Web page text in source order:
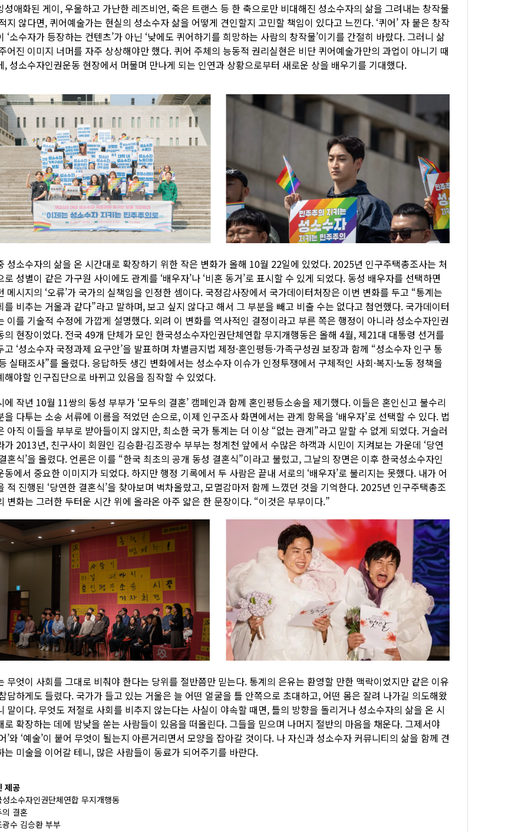
성애화된 게이, 우울하고 가난한 레즈비언, 죽은 트랜스 등 한 축으로만 비대해진 성소수자의 삶을 그려내는 창작물
지 않다면, 퀴어예술가는 현실의 성소수자 삶을 어떻게 견인할지 고민할 책임이 있다고 느낀다. ‘퀴어’ 자 붙은 창작
‘소수자가 등장하는 컨텐츠’가 아닌 ‘낮에도 퀴어하기를 희망하는 사람의 창작물’이기를 간절히 바랐다. 그러니 삶
어진 이미지 너머를 자주 상상해야만 했다. 퀴어 주체의 능동적 권리실현은 비단 퀴어예술가만의 과업이 아니기 때
, 성소수자인권운동 현장에서 머물며 만나게 되는 인연과 상황으로부터 새로운 상을 배우기를 기대했다.
성소수자의 삶을 온 시간대로 확장하기 위한 작은 변화가 올해 10월 22일에 있었다. 2025년 인구주택총조사는 처
로 성별이 같은 가구원 사이에도 관계를 ‘배우자’나 ‘비혼 동거’로 표시할 수 있게 되었다. 동성 배우자를 선택하면
메시지의 ‘오류’가 국가의 실책임을 인정한 셈이다. 국정감사장에서 국가데이터처장은 이번 변화를 두고 “통계는
를 비추는 거울과 같다”라고 말하며, 보고 싶지 않다고 해서 그 부분을 빼고 비출 수는 없다고 첨언했다. 국가데이터
이를 기술적 수정에 가깝게 설명했다. 외려 이 변화를 역사적인 결정이라고 부른 쪽은 행정이 아니라 성소수자인권
의 현장이었다. 전국 49개 단체가 모인 한국성소수자인권단체연합 무지개행동은 올해 4월, 제21대 대통령 선거를
고 ‘성소수자 국정과제 요구안’을 발표하며 차별금지법 제정·혼인평등·가족구성권 보장과 함께 “성소수자 인구 통
실태조사”를 올렸다. 응답하듯 생긴 변화에서는 성소수자 이슈가 인정투쟁에서 구체적인 사회·복지·노동 정책을
해야할 인구집단으로 바뀌고 있음을 짐작할 수 있었다.
에 작년 10월 11쌍의 동성 부부가 ‘모두의 결혼’ 캠페인과 함께 혼인평등소송을 제기했다. 이들은 혼인신고 불수리
을 다투는 소송 서류에 이름을 적었던 손으로, 이제 인구조사 화면에서는 관계 항목을 ‘배우자’로 선택할 수 있다. 법
아직 이들을 부부로 받아들이지 않지만, 최소한 국가 통계는 더 이상 “없는 관계”라고 말할 수 없게 되었다. 거슬러
가 2013년, 친구사이 회원인 김승환·김조광수 부부는 청계천 앞에서 수많은 하객과 시민이 지켜보는 가운데 ‘당연
혼식’을 올렸다. 언론은 이를 “한국 최초의 공개 동성 결혼식”이라고 불렀고, 그날의 장면은 이후 한국성소수자인
동에서 중요한 이미지가 되었다. 하지만 행정 기록에서 두 사람은 끝내 서로의 ‘배우자’로 불리지는 못했다. 내가 어
적 진행된 ‘당연한 결혼식’을 찾아보며 벅차올랐고, 모멸감마저 함께 느꼈던 것을 기억한다. 2025년 인구주택총조
변화는 그러한 두터운 시간 위에 올라온 아주 얇은 한 문장이다. “이것은 부부이다.”
무엇이 사회를 그대로 비춰야 한다는 당위를 절반쯤만 믿는다. 통계의 은유는 환영할 만한 맥락이었지만 같은 이유
담하게도 들렸다. 국가가 들고 있는 거울은 늘 어떤 얼굴을 틀 안쪽으로 초대하고, 어떤 몸은 잘려 나가길 의도해왔
말이다. 무엇도 저절로 사회를 비추지 않는다는 사실이 야속할 때면, 틀의 방향을 돌리거나 성소수자의 삶을 온 시
로 확장하는 데에 밤낮을 쏟는 사람들이 있음을 떠올린다. 그들을 믿으며 나머지 절반의 마음을 채운다. 그제서야
’와 ‘예술’이 붙어 무엇이 될는지 아른거리면서 모양을 잡아갈 것이다. 나 자신과 성소수자 커뮤니티의 삶을 함께 견
는 미술을 이어갈 테니, 많은 사람들이 동료가 되어주기를 바란다.
제공
소수자인권단체연합 무지개행동
결혼
광수 김승환 부부